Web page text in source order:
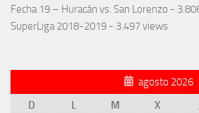
Fecha 19 – Huracán vs. San Lorenzo -
SuperLiga 2018-2019 - 3.497 views
agosto 2026
D
L M X